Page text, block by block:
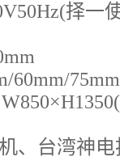
择一
60mm/
、台湾神